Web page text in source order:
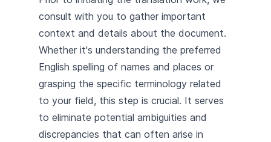
consult with you to gather important
context and details about the document.
Whether it's understanding the preferred
English spelling of names and places or
grasping the specific terminology related
to your field, this step is crucial. It serves
to eliminate potential ambiguities and
discrepancies that can often arise in